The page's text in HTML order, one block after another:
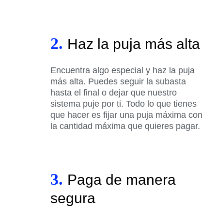
2. Haz la puja más alta
Encuentra algo especial y haz la puja
más alta. Puedes seguir la subasta
hasta el final o dejar que nuestro
sistema puje por ti. Todo lo que tienes
que hacer es fijar una puja máxima con
la cantidad máxima que quieres pagar.
3. Paga de manera
segura